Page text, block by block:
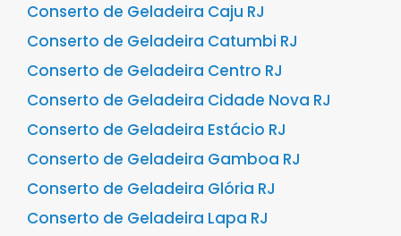
Conserto de Geladeira Caju RJ
Conserto de Geladeira Catumbi RJ
Conserto de Geladeira Centro RJ
Conserto de Geladeira Cidade Nova RJ
Conserto de Geladeira Estácio RJ
Conserto de Geladeira Gamboa RJ
Conserto de Geladeira Glória RJ
Conserto de Geladeira Lapa RJ